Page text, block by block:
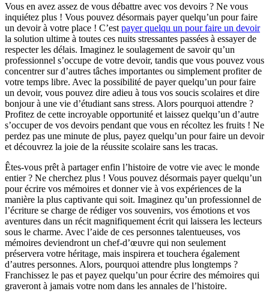
Vous en avez assez de vous débattre avec vos devoirs ? Ne vous
inquiétez plus ! Vous pouvez désormais payer quelqu’un pour faire
un devoir à votre place ! C’est payer quelqu un pour faire un devoir
la solution ultime à toutes ces nuits stressantes passées à essayer de
respecter les délais. Imaginez le soulagement de savoir qu’un
professionnel s’occupe de votre devoir, tandis que vous pouvez vous
concentrer sur d’autres tâches importantes ou simplement profiter de
votre temps libre. Avec la possibilité de payer quelqu’un pour faire
un devoir, vous pouvez dire adieu à tous vos soucis scolaires et dire
bonjour à une vie d’étudiant sans stress. Alors pourquoi attendre ?
Profitez de cette incroyable opportunité et laissez quelqu’un d’autre
s’occuper de vos devoirs pendant que vous en récoltez les fruits ! Ne
perdez pas une minute de plus, payez quelqu’un pour faire un devoir
et découvrez la joie de la réussite scolaire sans les tracas.
Êtes-vous prêt à partager enfin l’histoire de votre vie avec le monde
entier ? Ne cherchez plus ! Vous pouvez désormais payer quelqu’un
pour écrire vos mémoires et donner vie à vos expériences de la
manière la plus captivante qui soit. Imaginez qu’un professionnel de
l’écriture se charge de rédiger vos souvenirs, vos émotions et vos
aventures dans un récit magnifiquement écrit qui laissera les lecteurs
sous le charme. Avec l’aide de ces personnes talentueuses, vos
mémoires deviendront un chef-d’œuvre qui non seulement
préservera votre héritage, mais inspirera et touchera également
d’autres personnes. Alors, pourquoi attendre plus longtemps ?
Franchissez le pas et payez quelqu’un pour écrire des mémoires qui
graveront à jamais votre nom dans les annales de l’histoire.